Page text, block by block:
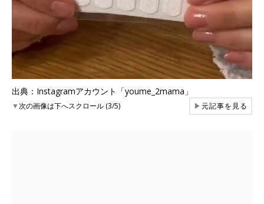
出典：Instagramアカウント「youme_2mama」
▼次の画像は下へスクロール (3/5) ▶元記事を見る